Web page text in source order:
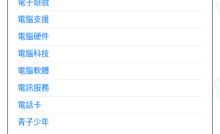
電子遊戲
電腦支援
電腦硬件
電腦科技
電腦軟體
電訊服務
電話卡
青子少年